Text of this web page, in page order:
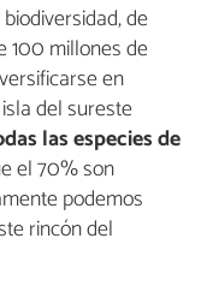
de
100 millones de
en
del sureste
las especies de
el 70% son
podemos
rincón del